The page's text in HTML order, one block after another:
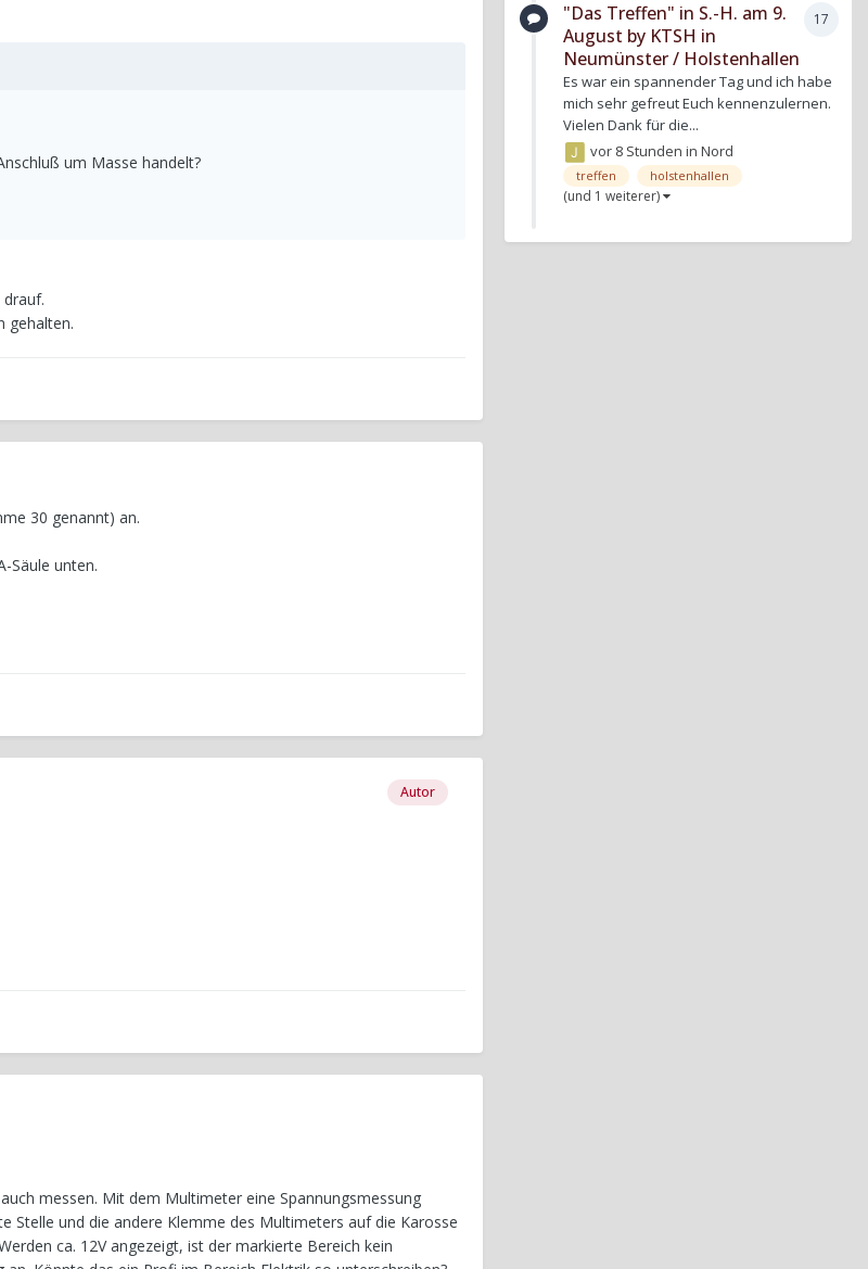
um Masse handelt?
gehalten.
30 genannt) an.
Säule unten.
Autor
messen. Mit dem Multimeter eine Spannungsmessung
Stelle und die andere Klemme des Multimeters auf die Karosse
ca. 12V angezeigt, ist der markierte Bereich kein
17
"Das Treffen" in S.-H. am 9.
August by KTSH in
Neumünster / Holstenhallen
Es war ein spannender Tag und ich habe
mich sehr gefreut Euch kennenzulernen.
Vielen Dank für die...
vor 8 Stunden inNord
treffen holstenhallen
(und 1 weiterer)